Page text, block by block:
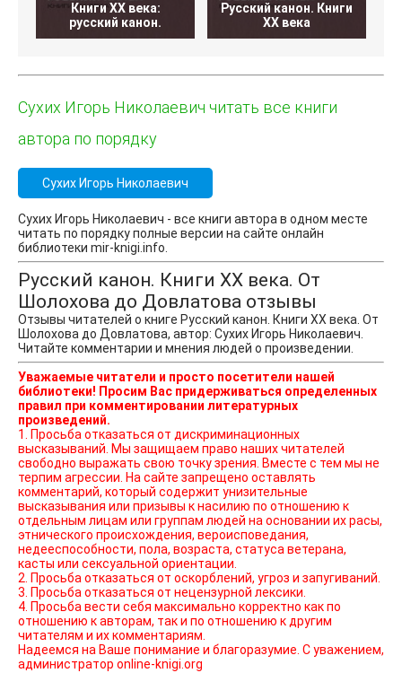
Книги XX века:
русский канон.
Русский канон. Книги
XX века
Сухих Игорь Николаевич читать все книги
автора по порядку
Сухих Игорь Николаевич
Сухих Игорь Николаевич - все книги автора в одном месте
читать по порядку полные версии на сайте онлайн
библиотеки mir-knigi.info.
Русский канон. Книги ХХ века. От
Шолохова до Довлатова отзывы
Отзывы читателей о книге Русский канон. Книги ХХ века. От
Шолохова до Довлатова, автор: Сухих Игорь Николаевич.
Читайте комментарии и мнения людей о произведении.
Уважаемые читатели и просто посетители нашей
библиотеки! Просим Вас придерживаться определенных
правил при комментировании литературных
произведений.
1. Просьба отказаться от дискриминационных
высказываний. Мы защищаем право наших читателей
свободно выражать свою точку зрения. Вместе с тем мы не
терпим агрессии. На сайте запрещено оставлять
комментарий, который содержит унизительные
высказывания или призывы к насилию по отношению к
отдельным лицам или группам людей на основании их расы,
этнического происхождения, вероисповедания,
недееспособности, пола, возраста, статуса ветерана,
касты или сексуальной ориентации.
2. Просьба отказаться от оскорблений, угроз и запугиваний.
3. Просьба отказаться от нецензурной лексики.
4. Просьба вести себя максимально корректно как по
отношению к авторам, так и по отношению к другим
читателям и их комментариям.
Надеемся на Ваше понимание и благоразумие. С уважением,
администратор online-knigi.org